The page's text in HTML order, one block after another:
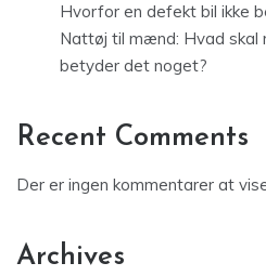
Hvorfor en defekt bil ikke
Nattøj til mænd: Hvad skal
betyder det noget?
Recent Comments
Der er ingen kommentarer at
Archives